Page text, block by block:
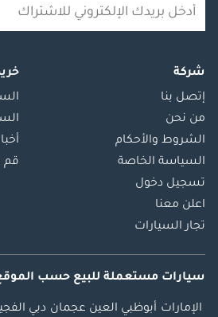
شركة
إتصل بنا
من نحن
الشروط والأحكام
السياسة الخاصة
تسجيل دخول
اعلن معنا
تجار السيارات
قم
سيارات مستعملة للبيع حسب
الإمارات أبوظبي العين عجمان دبي